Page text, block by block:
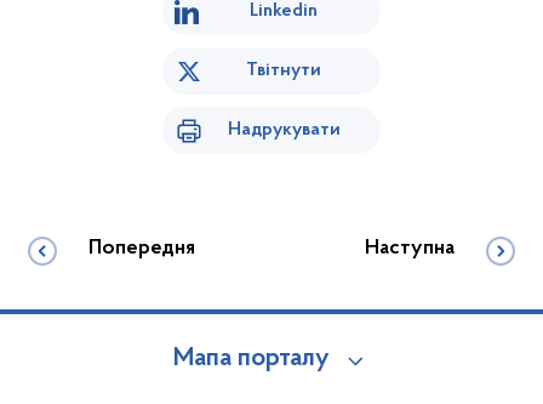
Linkedin
Твітнути
Надрукувати
Попередня Наступна
Мапа порталу